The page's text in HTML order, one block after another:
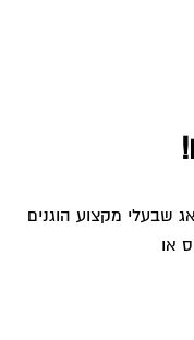
שבעלי מקצוע הוגנים
אולחץ לשליחת הודעת